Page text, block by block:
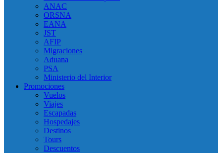
ANAC
ORSNA
EANA
JST
AFIP
Migraciones
Aduana
PSA
Ministerio del Interior
Promociones
Vuelos
Viajes
Escapadas
Hospedajes
Destinos
Tours
Descuentos